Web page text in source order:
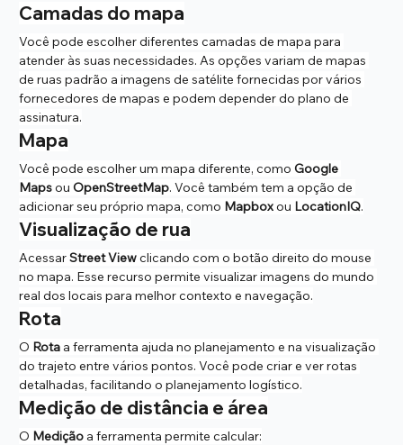
Camadas do mapa
Você pode escolher diferentes camadas de mapa para
atender às suas necessidades. As opções variam de mapas
de ruas padrão a imagens de satélite fornecidas por vários
fornecedores de mapas e podem depender do plano de
assinatura.
Mapa
Você pode escolher um mapa diferente, como Google
Maps ou OpenStreetMap. Você também tem a opção de
adicionar seu próprio mapa, como Mapbox ou LocationIQ.
Visualização de rua
Acessar Street View clicando com o botão direito do mouse
no mapa. Esse recurso permite visualizar imagens do mundo
real dos locais para melhor contexto e navegação.
Rota
O Rota a ferramenta ajuda no planejamento e na visualização
do trajeto entre vários pontos. Você pode criar e ver rotas
detalhadas, facilitando o planejamento logístico.
Medição de distância e área
O Medição a ferramenta permite calcular: